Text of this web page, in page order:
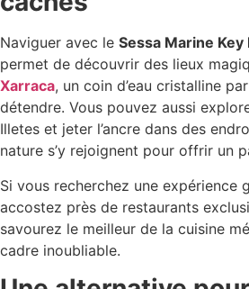
Naviguer avec le Sessa Marine
permet de découvrir des lieux
Xarraca, un coin d’eau cristalline
détendre. Vous pouvez aussi
Illetes et jeter l’ancre dans des
nature s’y rejoignent pour offrir un
Si vous recherchez une expérience
accostez près de restaurants
savourez le meilleur de la cuisine
cadre inoubliable.